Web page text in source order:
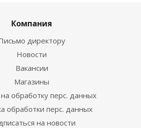
Компания
директору
Новости
Вакансии
Магазины
обработку перс. данных
обработки перс. данных
на новости